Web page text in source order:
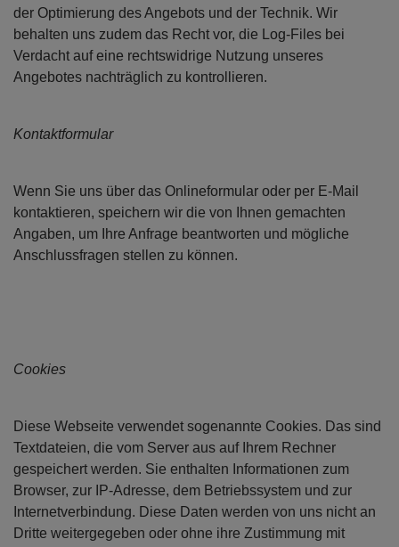
der Optimierung des Angebots und der Technik. Wir
behalten uns zudem das Recht vor, die Log-Files bei
Verdacht auf eine rechtswidrige Nutzung unseres
Angebotes nachträglich zu kontrollieren.
Kontaktformular
Wenn Sie uns über das Onlineformular oder per E-Mail
kontaktieren, speichern wir die von Ihnen gemachten
Angaben, um Ihre Anfrage beantworten und mögliche
Anschlussfragen stellen zu können.
Cookies
Diese Webseite verwendet sogenannte Cookies. Das sind
Textdateien, die vom Server aus auf Ihrem Rechner
gespeichert werden. Sie enthalten Informationen zum
Browser, zur IP-Adresse, dem Betriebssystem und zur
Internetverbindung. Diese Daten werden von uns nicht an
Dritte weitergegeben oder ohne ihre Zustimmung mit